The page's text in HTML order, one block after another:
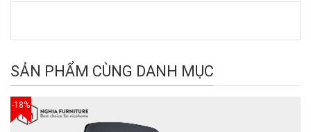
SẢN PHẨM CÙNG DANH MỤC
-18%